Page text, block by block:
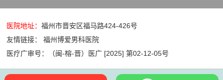
医院地址：福州市晋安区福马路424-426号
友情链接：福州博爱男科医院
医疗广审号：（闽-榕-晋）医广 [2025] 第02-12-05号